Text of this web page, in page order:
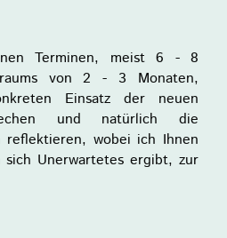
Terminen, meist 6 - 8
von 2 - 3 Monaten,
Einsatz der neuen
und natürlich die
reflektieren, wobei ich Ihnen
Unerwartetes ergibt, zur